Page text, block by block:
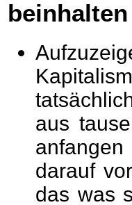
aus
darauf
das was